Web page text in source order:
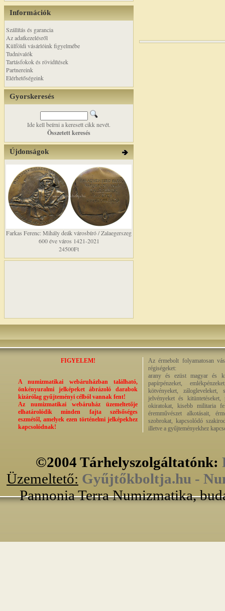
Információk
Szállítás és garancia
Az adatkezelésről
Külföldi vásárlóink figyelmébe
Tudnivalók
Tartásfokok és rövidítések
Partnereink
Elérhetőségeink
Gyorskeresés
Ide kell beírni a keresett cikk nevét.
Összetett keresés
Újdonságok
Farkas Ferenc: Mihály deák városbíró / Zalaegerszeg
600 éve város 1421-2021
24500Ft
FIGYELEM!
A numizmatikai webáruházban található,
önkényuralmi jelképeket ábrázoló darabok
kizárólag gyűjteményi célból vannak fent!
Az numizmatikai webáruház üzemeltetője
elhatárolódik minden fajta szélsőséges
eszmétől, amelyek ezen történelmi jelképekhez
kapcsolódnak!
Az érmebolt folyamatosan
régiségeket:
arany és ezüst magyar és
papírpénzeket,
kötvényeket,
jelvényeket és kitüntetéseket,
okiratokat, kisebb militaria
éremművészet alkotásait,
szobrokat, kapcsolódó
illetve a gyűjteményekhez
©2004 Tárhelyszolgáltatónk:
Üzemeltető: Gyűjtőkboltja.hu -
Pannonia Terra Numizmatika,